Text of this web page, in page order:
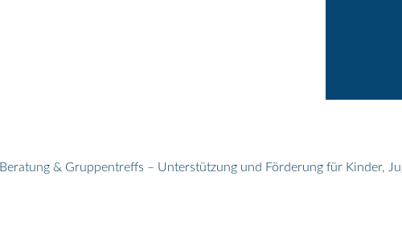
Beratung & Gruppentreffs – Unterstützung und Förderung für Kinder,